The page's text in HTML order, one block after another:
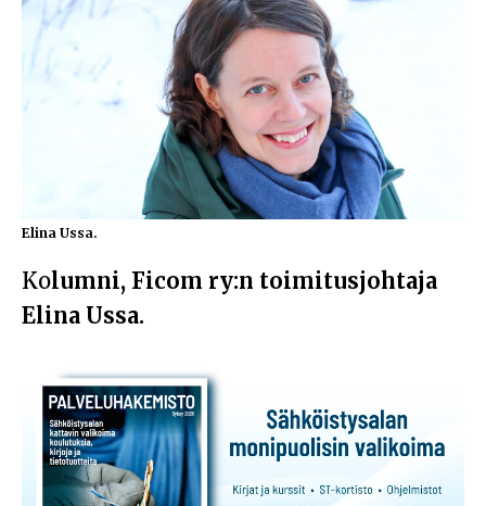
Elina Ussa.
Kolumni, Ficom ry:n toimitusjohtaja
Elina Ussa.